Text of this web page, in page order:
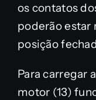
os contatos
poderão estar
posição
Para carregar
motor (13)